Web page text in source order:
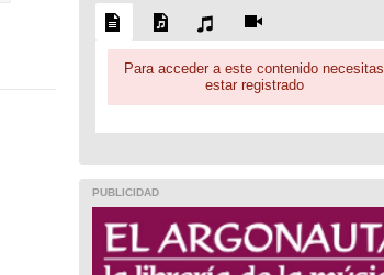
Para acceder a este contenido necesitas
estar registrado
PUBLICIDAD